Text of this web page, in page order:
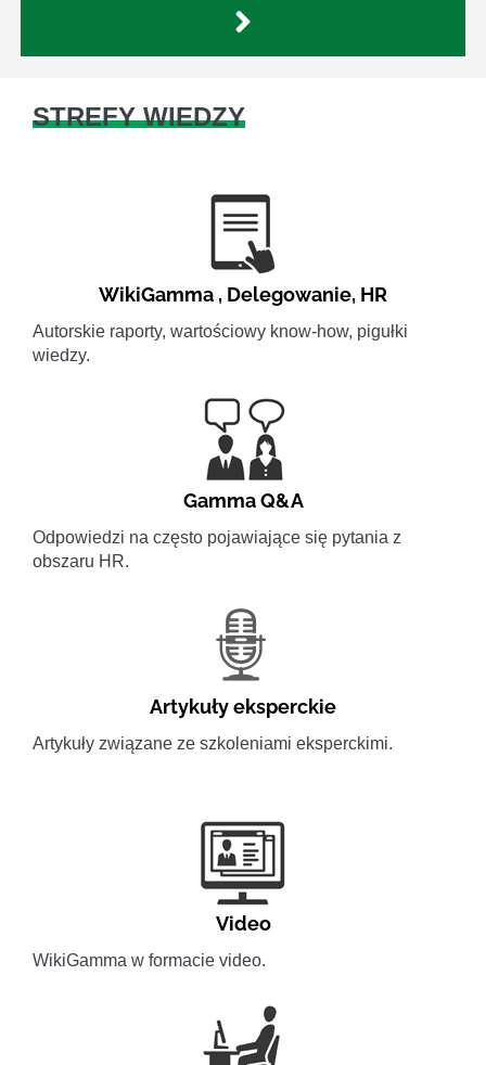
STREFY WIEDZY
WikiGamma , Delegowanie, HR
Autorskie raporty, wartościowy know-how, pigułki
wiedzy.
Gamma Q&A
Odpowiedzi na często pojawiające się pytania z
obszaru HR.
Artykuły eksperckie
Artykuły związane ze szkoleniami eksperckimi.
Video
WikiGamma w formacie video.